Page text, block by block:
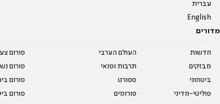
עברית
English
מדורים
חדשות
מבזקים
ביטחוני
פוליטי-מדיני
העולם הערבי
תרבות ופנאי
ספורט
פורומים
פורום
פורום
פורום
פורום